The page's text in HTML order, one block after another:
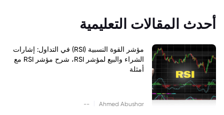
أحدث المقالات التعليمية
مؤشر القوة النسبية (RSI) في التداول: إشارات
الشراء والبيع لمؤشر RSI، شرح مؤشر RSI مع
أمثلة
Ahmed Abushar
--